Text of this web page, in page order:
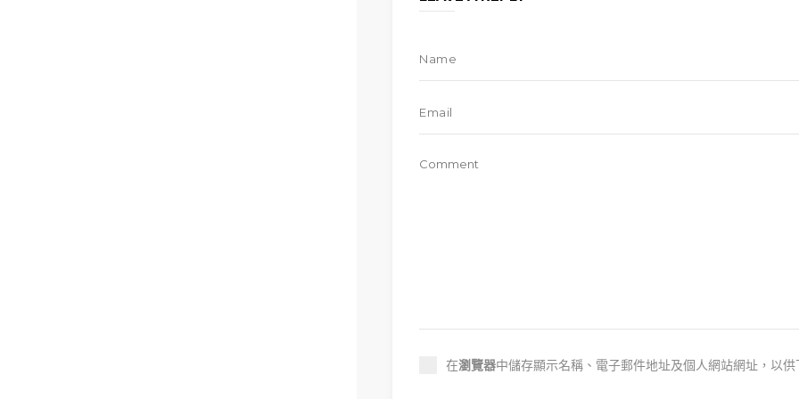
在瀏覽器中儲存顯示名稱、電子郵件地址及個人網站網址，以供